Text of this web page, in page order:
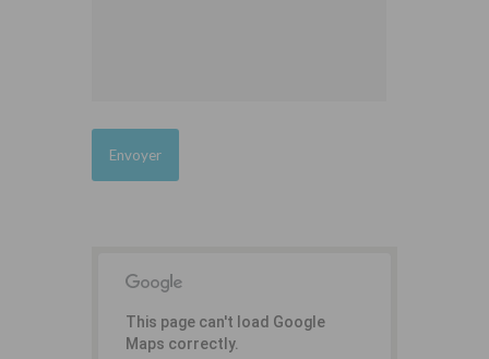
This page can't load Google
Maps correctly.